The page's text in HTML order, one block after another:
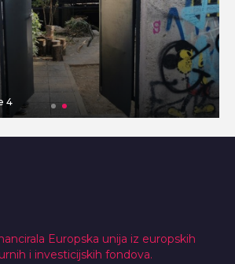
4
Europska unija iz europskih
i investicijskih fondova.